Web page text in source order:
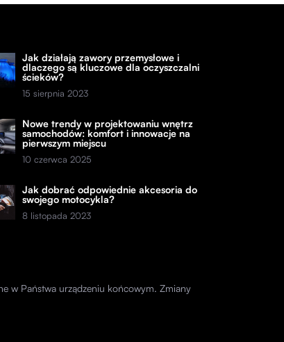
Jak działają zawory przemysłowe i
dlaczego są kluczowe dla oczyszczalni
ścieków?
15 sierpnia 2023
Nowe trendy w projektowaniu wnętrz
samochodów: komfort i innowacje na
pierwszym miejscu
10 czerwca 2025
Jak dobrać odpowiednie akcesoria do
swojego motocykla?
8 listopada 2023
w Państwa urządzeniu końcowym. Zmiany